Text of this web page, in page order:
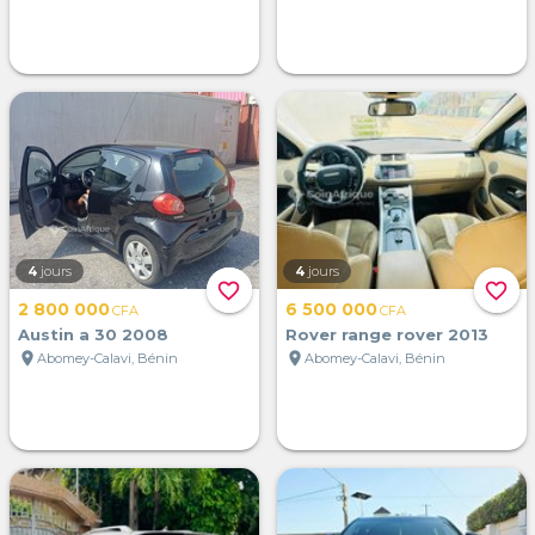
favorite_border
4 jours
2 800 000CFA
Austin a 30 2008
location_on Abomey-Calavi, Bénin
favorite_border
4 jours
6 500 000CFA
Rover range rover 2013
location_on Abomey-Calavi, Bénin